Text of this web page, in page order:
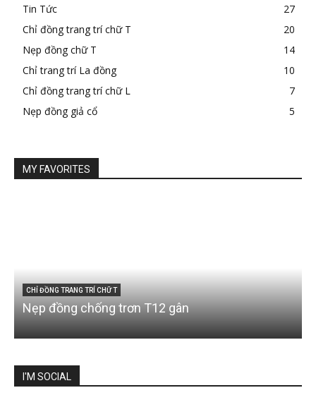
Tin Tức
27
Chỉ đồng trang trí chữ T
20
Nẹp đồng chữ T
14
Chỉ trang trí La đồng
10
Chỉ đồng trang trí chữ L
7
Nẹp đồng giả cổ
5
MY FAVORITES
CHỈ ĐỒNG TRANG TRÍ CHỮ T
Nẹp đồng chống trơn T12 gân
I'M SOCIAL